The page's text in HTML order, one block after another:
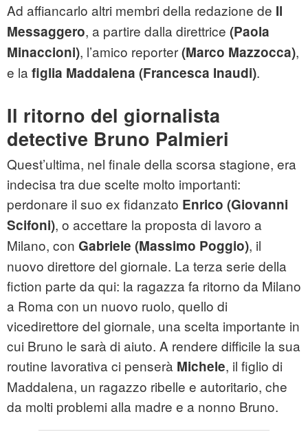
Ad affiancarlo altri membri della redazione de Il
Messaggero, a partire dalla direttrice (Paola
Minaccioni), l’amico reporter(Marco Mazzocca),
e la figlia Maddalena (Francesca Inaudi).
Il ritorno del giornalista
detective Bruno Palmieri
Quest’ultima, nel finale della scorsa stagione, era
indecisa tra due scelte molto importanti:
perdonare il suo ex fidanzato Enrico (Giovanni
Scifoni), o accettare la proposta di lavoro a
Milano, con Gabriele (Massimo Poggio), il
nuovo direttore del giornale. La terza serie della
fiction parte da qui: la ragazza fa ritorno da Milano
a Roma con un nuovo ruolo, quello di
vicedirettore del giornale, una scelta importante in
cui Bruno le sarà di aiuto. A rendere difficile la sua
routine lavorativa ci penserà Michele, il figlio di
Maddalena, un ragazzo ribelle e autoritario, che
da molti problemi alla madre e a nonno Bruno.